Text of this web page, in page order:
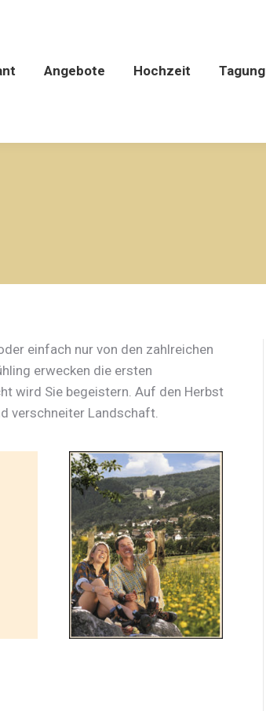
Angebote Hochzeit Tagung
einfach nur von den zahlreichen
erwecken die ersten
wird Sie begeistern. Auf den Herbst
verschneiter Landschaft.